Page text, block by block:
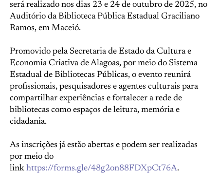
será realizado nos dias 23 e 24 de outubro de 2025, no
Auditório da Biblioteca Pública Estadual Graciliano
Ramos, em Maceió.
Promovido pela Secretaria de Estado da Cultura e
Economia Criativa de Alagoas, por meio do Sistema
Estadual de Bibliotecas Públicas, o evento reunirá
profissionais, pesquisadores e agentes culturais para
compartilhar experiências e fortalecer a rede de
bibliotecas como espaços de leitura, memória e
cidadania.
As inscrições já estão abertas e podem ser realizadas
por meio do
link https://forms.gle/48g2on88FDXpCt76A.